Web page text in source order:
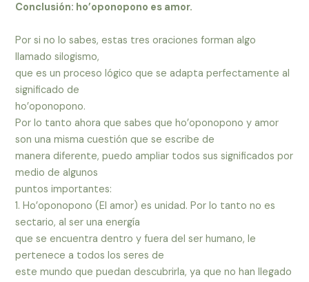
Conclusión: ho’oponopono es amor.
Por si no lo sabes, estas tres oraciones forman algo
llamado silogismo,
que es un proceso lógico que se adapta perfectamente al
significado de
ho’oponopono.
Por lo tanto ahora que sabes que ho’oponopono y amor
son una misma cuestión que se escribe de
manera diferente, puedo ampliar todos sus significados por
medio de algunos
puntos importantes:
1. Ho’oponopono (El amor) es unidad. Por lo tanto no es
sectario, al ser una energía
que se encuentra dentro y fuera del ser humano, le
pertenece a todos los seres de
este mundo que puedan descubrirla, ya que no han llegado